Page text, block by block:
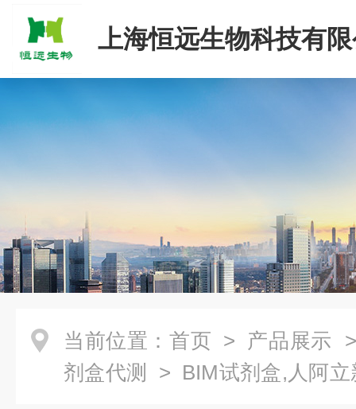
上海恒远生物科技有
当前位置： 首页 > 产品展示
剂盒代测
> BIM试剂盒,人阿立